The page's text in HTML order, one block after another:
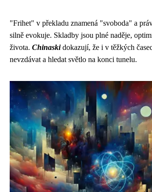
"Frihet" v překladu znamená "svoboda" a
silně evokuje. Skladby jsou plné naděje,
života. Chinaskidokazují, že i v těžkých
nevzdávat a hledat světlo na konci tunelu.